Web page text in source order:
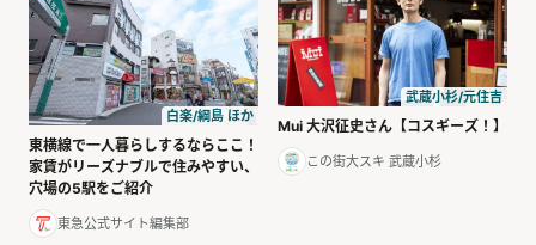
白楽/綱島 ほか
東横線で一人暮らしするならここ！
家賃がリーズナブルで住みやすい、
穴場の5駅をご紹介
東急公式サイト編集部
武蔵小杉/元住吉
Mui 大沢征史さん【コスギーズ！】
この街大スキ 武蔵小杉